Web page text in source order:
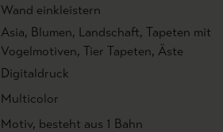
Wand einkleistern
Asia, Blumen, Landschaft, Tapeten mit
Vogelmotiven, Tier Tapeten, Äste
Digitaldruck
Multicolor
Motiv, besteht aus 1 Bahn